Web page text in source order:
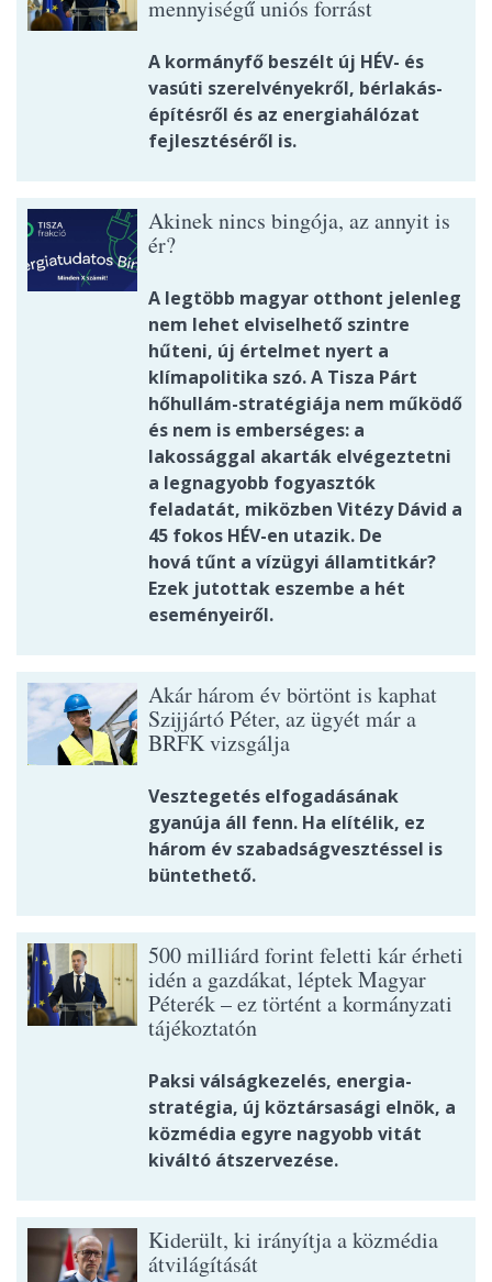
mennyiségű uniós forrást
A kormányfő beszélt új HÉV- és
vasúti szerelvényekről, bérlakás-
építésről és az energiahálózat
fejlesztéséről is.
Akinek nincs bingója, az annyit is
ér?
A legtöbb magyar otthont jelenleg
nem lehet elviselhető szintre
hűteni, új értelmet nyert a
klímapolitika szó. A Tisza Párt
hőhullám-stratégiája nem működő
és nem is emberséges: a
lakossággal akarták elvégeztetni
a legnagyobb fogyasztók
feladatát, miközben Vitézy Dávid a
45 fokos HÉV-en utazik. De
hová tűnt a vízügyi államtitkár?
Ezek jutottak eszembe a hét
eseményeiről.
Akár három év börtönt is kaphat
Szijjártó Péter, az ügyét már a
BRFK vizsgálja
Vesztegetés elfogadásának
gyanúja áll fenn. Ha elítélik, ez
három év szabadságvesztéssel is
büntethető.
500 milliárd forint feletti kár érheti
idén a gazdákat, léptek Magyar
Péterék – ez történt a kormányzati
tájékoztatón
Paksi válságkezelés, energia-
stratégia, új köztársasági elnök, a
közmédia egyre nagyobb vitát
kiváltó átszervezése.
Kiderült, ki irányítja a közmédia
átvilágítását